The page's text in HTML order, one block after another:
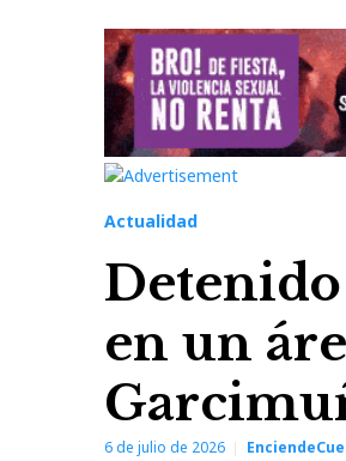
Actualidad
en un
6 de julio de 2026